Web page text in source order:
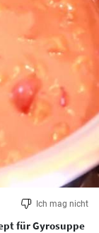
Ich mag nicht
für Gyrosuppe